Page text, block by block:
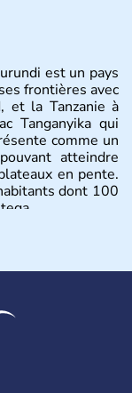
est un pays
frontières avec
et la Tanzanie à
Tanganyika qui
comme un
atteindre
en pente.
dont 100